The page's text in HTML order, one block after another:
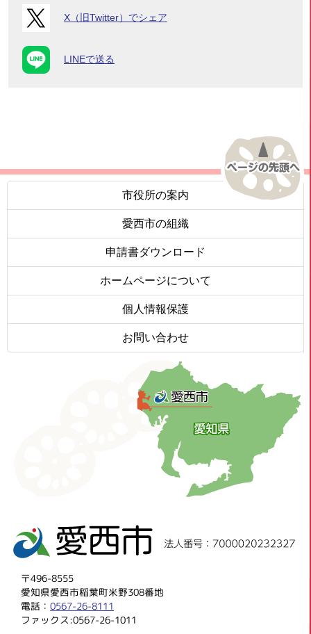
X（旧Twitter）でシェア
LINEで送る
市役所の案内
愛西市の組織
申請書ダウンロード
ホームページについて
個人情報保護
お問い合わせ
〒496-8555
愛知県愛西市稲葉町米野308番地
電話：0567-26-8111
ファックス:0567-26-1011